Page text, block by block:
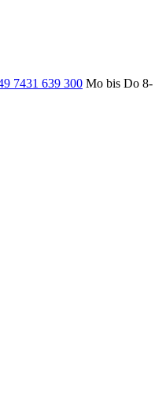
7431 639 300 Mo bis Do 8-